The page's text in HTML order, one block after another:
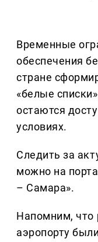
Временные
обеспечения
стране
«белые
остаются
условиях.
Следить за
можно на
– Самара».
Напомним, что
аэропорту